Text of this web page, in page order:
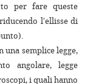
per fare queste
l'ellisse di
una semplice legge,
angolare, legge
i quali hanno